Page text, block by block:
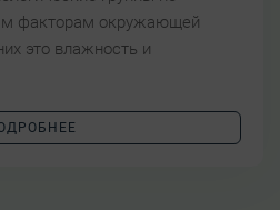
факторам окружающей
это влажность и